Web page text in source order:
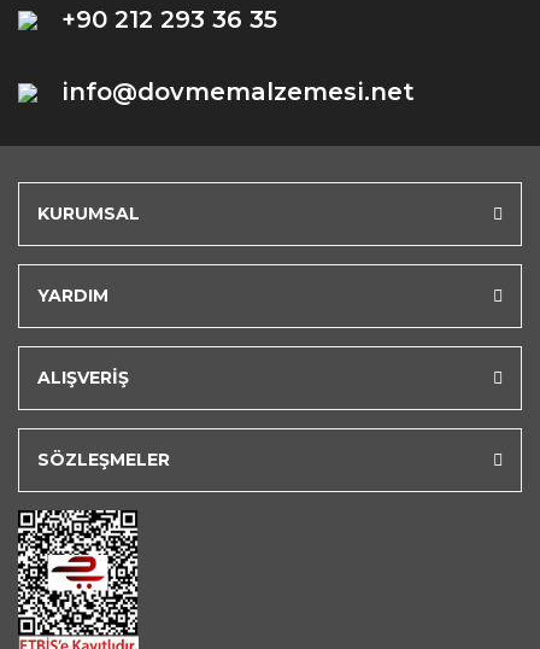
+90 212 293 36 35
info@dovmemalzemesi.net
KURUMSAL
YARDIM
ALIŞVERİŞ
SÖZLEŞMELER